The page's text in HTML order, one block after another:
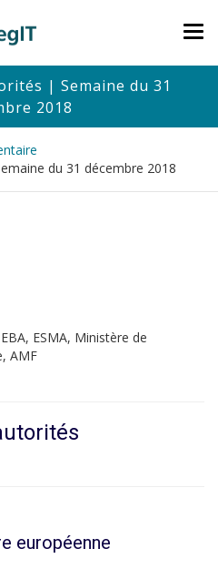
| Semaine du 31
2018
du 31 décembre 2018
ESMA, Ministère de
AMF
européenne